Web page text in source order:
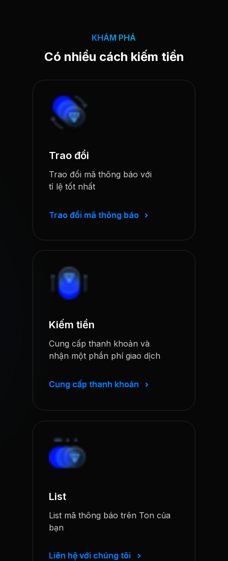
KHÁM PHÁ
Có nhiều cách kiếm tiền
Kiếm tiền
Trao đổi
Trao đổi mã thông báo với
tỉ lệ tốt nhất
List
List mã thông báo trên Ton của
bạn
Cung cấp thanh khoản và
nhận một phần phí giao dịch
Liên hệ với chúng tôi
Liên hệ với chúng tôi
Cung cấp thanh khoản
Cung cấp thanh khoản
Trao đổi mã thông báo
Trao đổi mã thông báo